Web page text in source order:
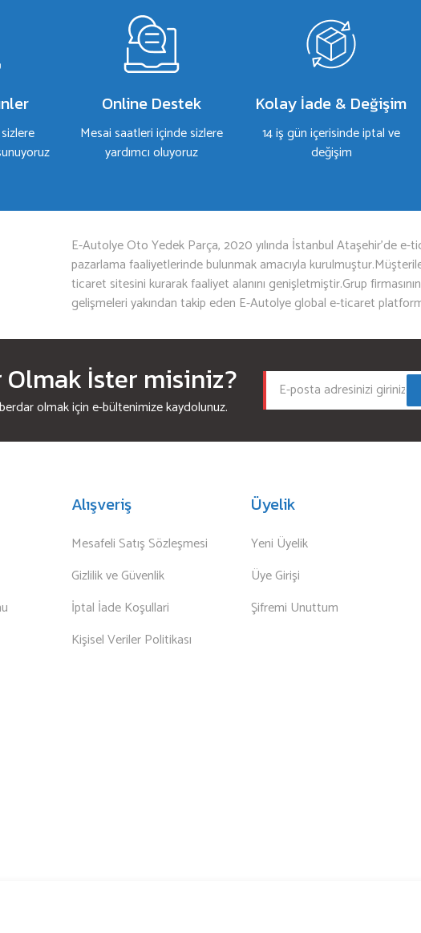
Online Destek
Mesai saatleri içinde sizlere
yardımcı oluyoruz
Kolay İade & Değişim
14 iş gün içerisinde iptal ve
değişim
E-Autolye Oto Yedek Parça, 2020 yılında İstanbul Ataşehir’de
pazarlama faaliyetlerinde bulunmak amacıyla
ticaret sitesini kurarak faaliyet alanını genişletmiştir.Grup
gelişmeleri yakından takip eden E-Autolye global e-ticaret
İster misiniz?
olmak için e-bültenimize kaydolunuz.
Alışveriş
Mesafeli Satış Sözleşmesi
Gizlilik ve Güvenlik
İptal İade Koşullari
Kişisel Veriler Politikası
Üyelik
Yeni Üyelik
Üye Girişi
Şifremi Unuttum